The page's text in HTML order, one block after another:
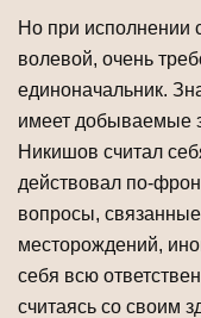
Но при исполнении
волевой, очень
единоначальник.
имеет добываемые
Никишов считал
действовал по-
вопросы,
месторождений,
себя всю
считаясь со своим